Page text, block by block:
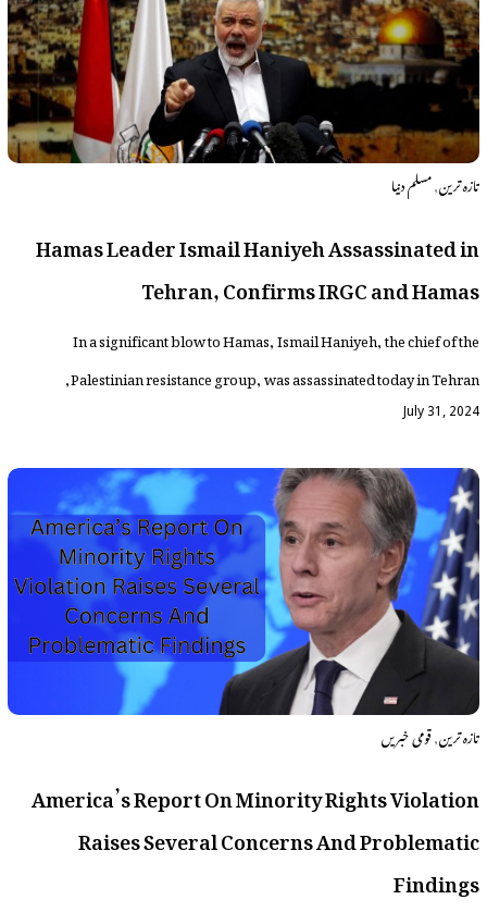
تازہ ترین,مسلم دنیا
Hamas Leader Ismail Haniyeh Assassinated in
Tehran, Confirms IRGC and Hamas
In a significant blow to Hamas, Ismail Haniyeh, the chief of the
Palestinian resistance group, was assassinated today in Tehran,
July 31, 2024
تازہ ترین,قومی خبریں
America’s Report On Minority Rights Violation
Raises Several Concerns And Problematic
Findings